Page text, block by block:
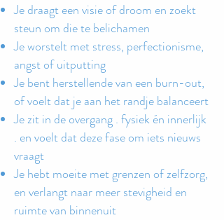
Je draagt een visie of droom en zoekt
steun om die te belichamen
Je worstelt met stress, perfectionisme,
angst of uitputting
Je bent herstellende van een burn-out,
of voelt dat je aan het randje balanceert
Je zit in de overgang . fysiek én innerlijk
. en voelt dat deze fase om iets nieuws
vraagt
Je hebt moeite met grenzen of zelfzorg,
en verlangt naar meer stevigheid en
ruimte van binnenuit